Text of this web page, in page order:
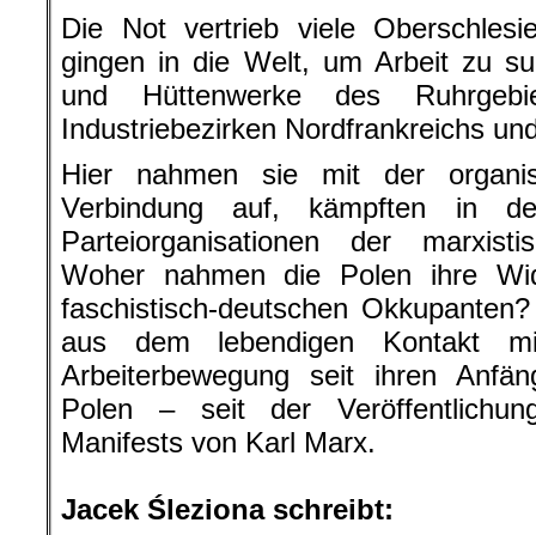
Die Not vertrieb viele
gingen in die Welt, um Arbeit zu
und Hüttenwerke des
Industriebezirken Nordfrankreichs
Hier nahmen sie mit der
Verbindung auf, kämpften in
Parteiorganisationen der
Woher nahmen die Polen ihre
faschistisch-deutschen
aus dem lebendigen Kontakt
Arbeiterbewegung seit ihren
Polen – seit der
Manifests von Karl Marx.
Jacek Śleziona schreibt: